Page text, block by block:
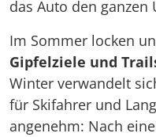
das Auto den
Im Sommer locken
Gipfelziele und
Winter verwandelt
für Skifahrer und
angenehm: Nach